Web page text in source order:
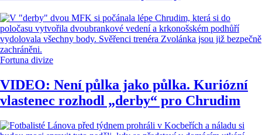
Fortuna divize
VIDEO: Není půlka jako půlka. Kuriózní
vlastenec rozhodl „derby“ pro Chrudim